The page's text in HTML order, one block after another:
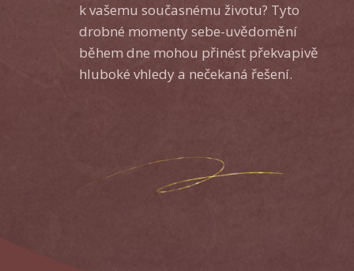
k vašemu současnému životu? Tyto
drobné momenty sebe-uvědomění
během dne mohou přinést překvapivě
hluboké vhledy a nečekaná řešení.